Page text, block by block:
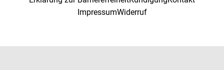
ImpressumWiderruf